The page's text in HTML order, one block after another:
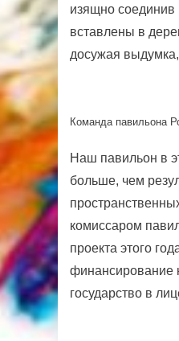
изящно
вставлены в
досужая
Команда павильона
Наш павильон в
больше, чем
комиссаром
проекта этого
финансирование
государство в